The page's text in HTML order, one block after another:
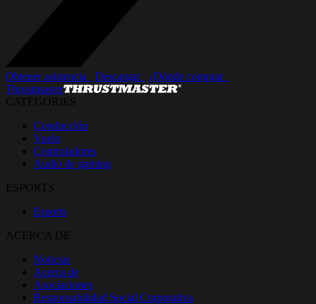
Obtener asistencia_ Descargar_
¿Dónde comprar_
Thrustmaster
CATÉGORIES
Conducción
Vuelo
Controladores
Audio de gaming
ESPORTS
Esports
ACERCA DE
Noticias
Acerca de
Asociaciones
Responsabilidad Social Corporativa